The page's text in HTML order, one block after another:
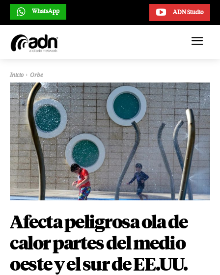
ADN Studio
WhatsApp
Inicio Orbe
Afecta peligrosa ola de
calor partes del medio
oeste y el sur de EE.UU.